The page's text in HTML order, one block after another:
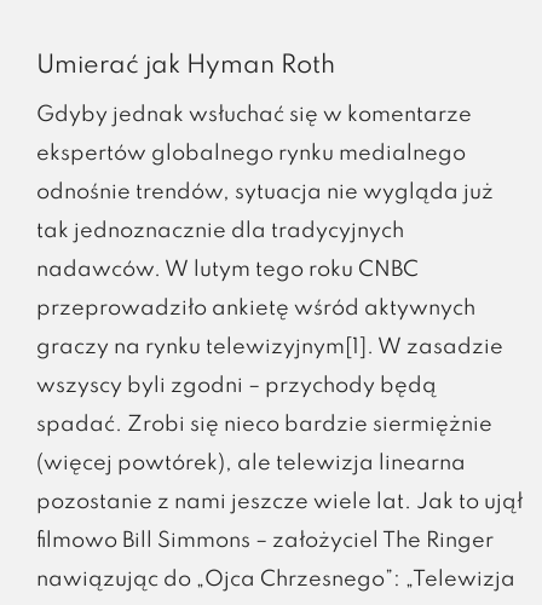
Umierać jak Hyman Roth
Gdyby jednak wsłuchać się w komentarze
ekspertów globalnego rynku medialnego
odnośnie trendów, sytuacja nie wygląda już
tak jednoznacznie dla tradycyjnych
nadawców. W lutym tego roku CNBC
przeprowadziło ankietę wśród aktywnych
graczy na rynku telewizyjnym[1]. W zasadzie
wszyscy byli zgodni – przychody będą
spadać. Zrobi się nieco bardzie siermiężnie
(więcej powtórek), ale telewizja linearna
pozostanie z nami jeszcze wiele lat. Jak to ujął
filmowo Bill Simmons – założyciel The Ringer
nawiązując do „Ojca Chrzesnego”: „Telewizja